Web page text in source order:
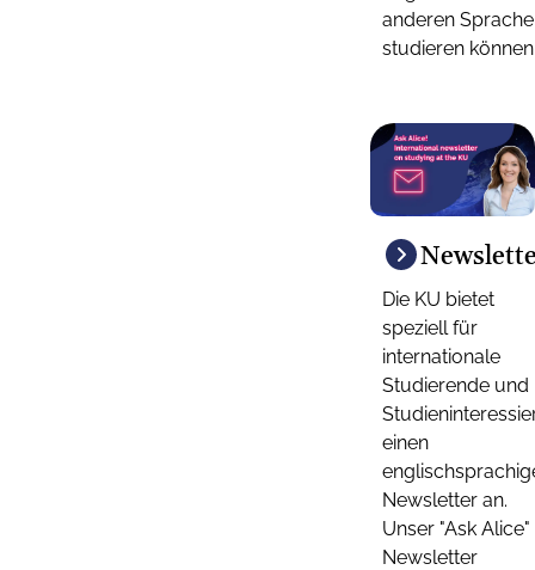
anderen
studieren
Die KU bietet
speziell für
internationale
Studierende und
einen
Newsletter an.
Unser "Ask Alice"
Newsletter